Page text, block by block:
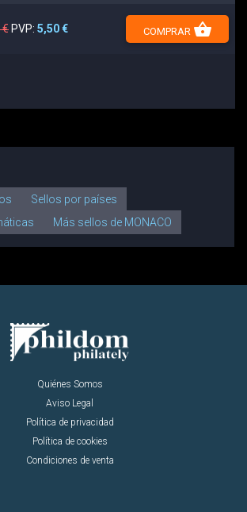
€PVP: 5,50 € COMPRAR shopping_basket
Sellos por países
Más sellos de MONACO
Quiénes Somos
Aviso Legal
Política de privacidad
Política de cookies
Condiciones de venta